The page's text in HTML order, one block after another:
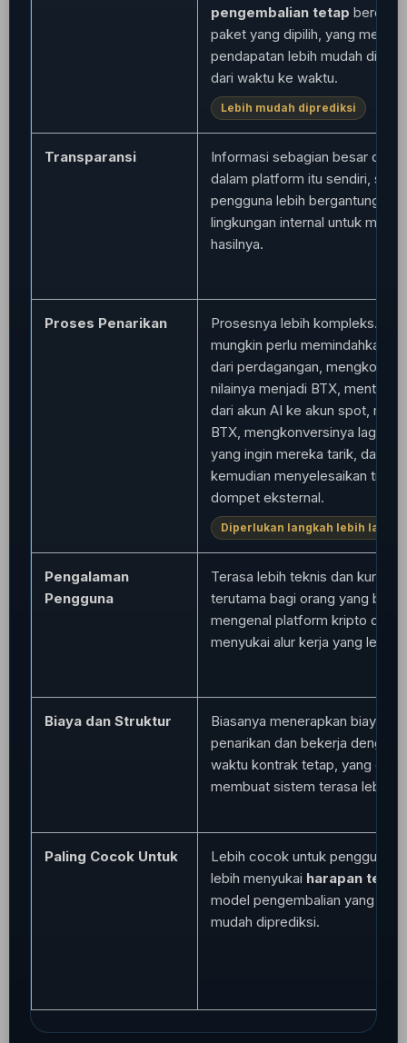
pengembalian tetap
paket yang dipilih, yang
pendapatan lebih mudah
dari waktu ke waktu.
Lebih mudah diprediksi
Transparansi
Informasi sebagian besar
dalam platform itu sendiri,
pengguna lebih bergantung
lingkungan internal untuk
hasilnya.
Proses Penarikan
Prosesnya lebih kompleks.
mungkin perlu memindahkan
dari perdagangan,
nilainya menjadi BTX,
dari akun AI ke akun spot,
BTX, mengkonversinya lagi ke
yang ingin mereka tarik, dan
kemudian menyelesaikan
dompet eksternal.
Diperlukan langkah lebih lanjut.
Pengalaman
Pengguna
Terasa lebih teknis dan kurang
terutama bagi orang yang baru
mengenal platform kripto dan
menyukai alur kerja yang lebih
Biaya dan Struktur
Biasanya menerapkan biaya
penarikan dan bekerja dengan
waktu kontrak tetap, yang
membuat sistem terasa lebih
Paling Cocok Untuk
Lebih cocok untuk pengguna
lebih menyukai harapan tetap
model pengembalian yang lebih
mudah diprediksi.